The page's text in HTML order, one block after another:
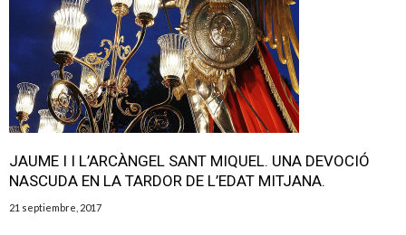
JAUME I I L’ARCÀNGEL SANT MIQUEL. UNA DEVOCIÓ
NASCUDA EN LA TARDOR DE L’EDAT MITJANA.
21 septiembre, 2017